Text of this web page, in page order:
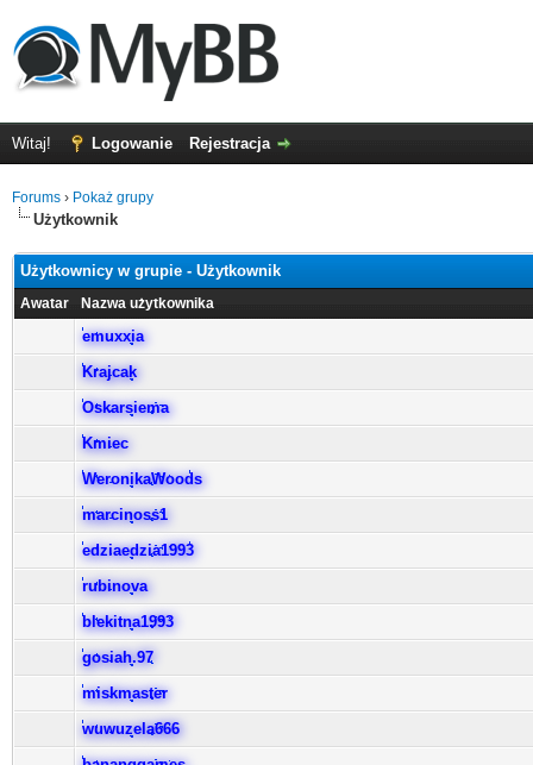
Witaj! Logowanie Rejestracja
Forums › Pokaż grupy
Użytkownik
Użytkownicy w grupie - Użytkownik
Awatar Nazwa użytkownika
emuxxia
Krajcak
Oskarsiema
Kmiec
WeronikaWoods
marcinoss1
edziaedzia1993
rubinova
blekitna1993
gosiah.97
miskmaster
wuwuzela666